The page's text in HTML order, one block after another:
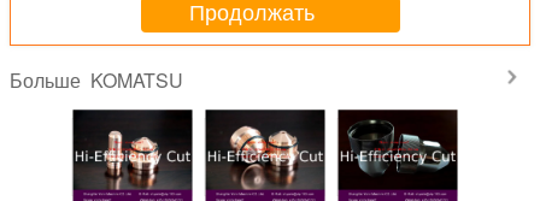
Продолжать
Больше KOMATSU